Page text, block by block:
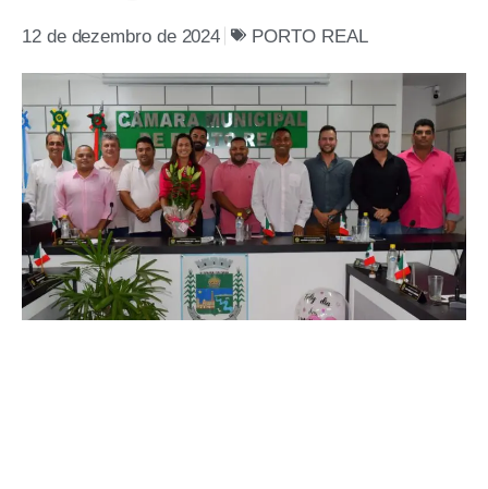
12 de dezembro de 2024 PORTO REAL